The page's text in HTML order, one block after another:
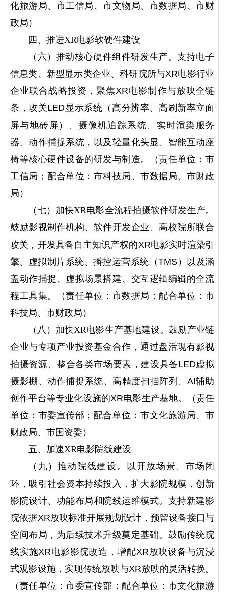
化旅游局、市工信局、市文物局、市数据局、市财
政局）
四、推进XR电影软硬件建设
（六）推动核心硬件组件研发生产。支持电子
信息类、新型显示类企业、科研院所与XR电影行业
企业联合战略投资，聚焦XR电影制作与放映全链
条，攻关LED显示系统（高分辨率、高刷新率立面
屏与地砖屏）、摄像机追踪系统、实时渲染服务
器、动作捕捉系统，以及轻量化头显、智能互动座
椅等核心硬件设备的研发与制造。（责任单位：市
工信局；配合单位：市科技局、市数据局、市财政
局）
（七）加快XR电影全流程拍摄软件研发生产。
鼓励影视制作机构、软件开发企业、高校院所联合
攻关，开发具备自主知识产权的XR电影实时渲染引
擎、虚拟制片系统、播控运营系统（TMS）以及涵
盖动作捕捉、虚拟场景搭建、交互逻辑编辑的全流
程工具集。（责任单位：市数据局；配合单位：市
科技局、市财政局）
（八）加快XR电影生产基地建设。鼓励产业链
企业与专项产业投资基金合作，通过盘活现有影视
拍摄资源、整合各类市场要素，建设具备LED虚拟
摄影棚、动作捕捉系统、高精度扫描阵列、AI辅助
创作平台等专业化设施的XR电影生产基地。（责任
单位：市委宣传部；配合单位：市文化旅游局、市
财政局、市国资委）
五、加速XR电影院线建设
（九）推动院线建设。 以开放场景、市场闭
环，吸引社会资本持续投入，扩大影院规模，创新
影院设计、功能布局和院线运维模式。支持新建影
院依据XR放映标准开展规划设计，预留设备接口与
空间布局，为后续技术升级奠定基础。鼓励传统院
线实施XR电影影院改造，增配XR放映设备与沉浸
式观影设施，实现传统放映与XR放映的灵活转换。
（责任单位：市委宣传部；配合单位：市文化旅游